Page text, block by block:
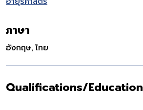
ภาษา
อังกฤษ, ไทย
Qualifications/Education